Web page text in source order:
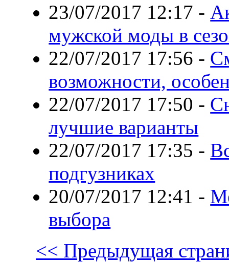
23/07/2017 12:17 -
мужской моды в
22/07/2017 17:56 -
возможности,
22/07/2017 17:50 -
лучшие варианты
22/07/2017 17:35 -
подгузниках
20/07/2017 12:41 -
выбора
<< Предыдущая